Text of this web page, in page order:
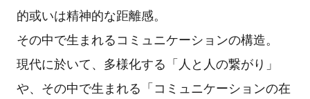
的或いは精神的な距離感。
その中で生まれるコミュニケーションの構造。
現代に於いて、多様化する「人と人の繋がり」
や、その中で生まれる「コミュニケーションの在